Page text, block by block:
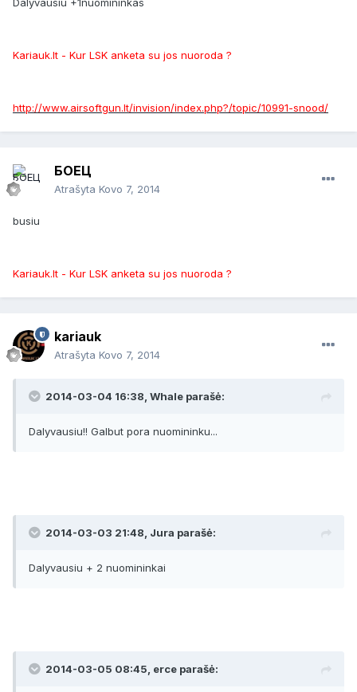
Dalyvausiu +1nuomininkas
Kariauk.lt - Kur LSK anketa su jos nuoroda ?
http://www.airsoftgun.lt/invision/index.php?/topic/10991-snood/
БОЕЦ
Atrašyta Kovo 7, 2014
busiu
Kariauk.lt - Kur LSK anketa su jos nuoroda ?
kariauk
Atrašyta Kovo 7, 2014
2014-03-04 16:38, Whale parašė:
Dalyvausiu!! Galbut pora nuomininku...
2014-03-03 21:48, Jura parašė:
Dalyvausiu + 2 nuomininkai
2014-03-05 08:45, erce parašė: